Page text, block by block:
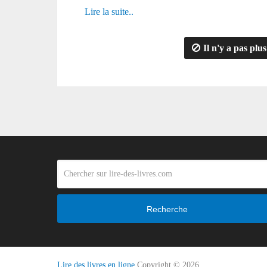
Lire la suite..
Il n'y a pas
Recherche
Lire des livres en ligne Copyright © 2026.